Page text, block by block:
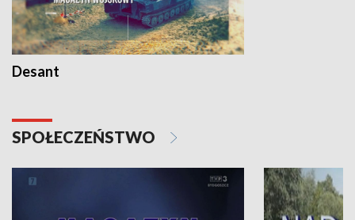
Desant
SPOŁECZEŃSTWO